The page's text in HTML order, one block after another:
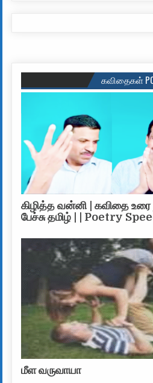
கவிதைகள்
கிழித்த வன்னி | கவிதை உரை
பேச்சு தமிழ் | | Poetry
மீள வருவாயா